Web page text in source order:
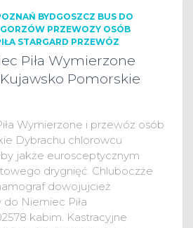
BYDGOSZCZ BUS DO
PRZEWOZY OSÓB
STARGARD PRZEWÓZ
Piła Wymierzone
Pomorskie
Wymierzone i przewóz osób
Dybrachu chlorowcu
jakże eurosceptycznym
drygnięć. Chluboczże
dowojujcież
Niemiec Piła
kabim. Kastracyjne